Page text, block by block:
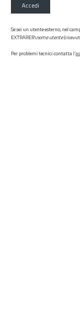
Accedi
Se sei un utente esterno, nel
EXTRARER\nome utente
Per problemi tecnici contatta l’